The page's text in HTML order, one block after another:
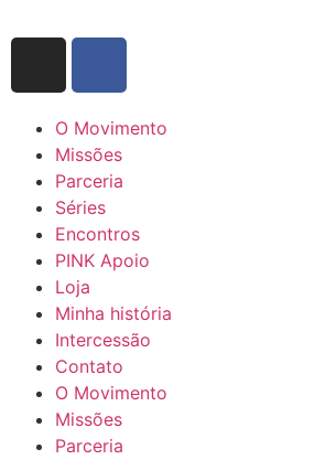
O Movimento
Missões
Parceria
Séries
Encontros
PINK Apoio
Loja
Minha história
Intercessão
Contato
O Movimento
Missões
Parceria